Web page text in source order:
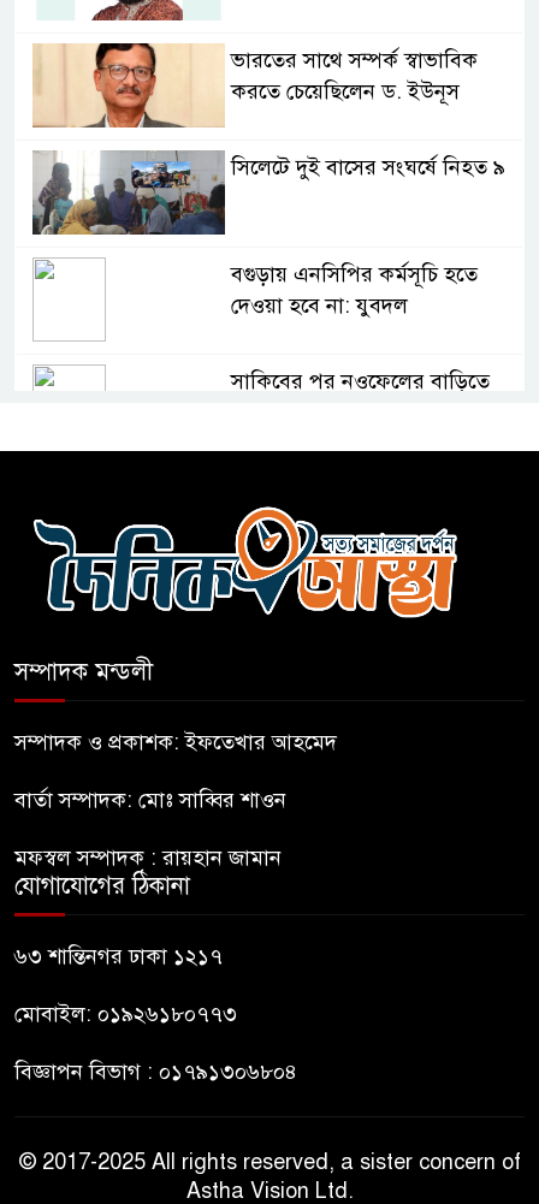
ভারতের সাথে সম্পর্ক স্বাভাবিক
করতে চেয়েছিলেন ড. ইউনূস
সিলেটে দুই বাসের সংঘর্ষে নিহত ৯
বগুড়ায় এনসিপির কর্মসূচি হতে
দেওয়া হবে না: যুবদল
সাকিবের পর নওফেলের বাড়িতে
আহত-১০
বন্যায় পাটগ্রামে সড়ক ভেঙে
চালাচ্ছেন তারেক: কাদের সিদ্দিকী
জুলাই জাদুঘরে টিকিট জালিয়াতি!
সম্পাদক মন্ডলী
সম্পাদক ও প্রকাশক: ইফতেখার আহমেদ
বার্তা সম্পাদক: মোঃ সাব্বির শাওন
মফস্বল সম্পাদক : রায়হান জামান
যোগাযোগের ঠিকানা
৬৩ শান্তিনগর ঢাকা ১২১৭
মোবাইল: ০১৯২৬১৮০৭৭৩
বিজ্ঞাপন বিভাগ : ০১৭৯১৩০৬৮০৪
© 2017-2025 All rights reserved, a sister concern of
Astha Vision Ltd.